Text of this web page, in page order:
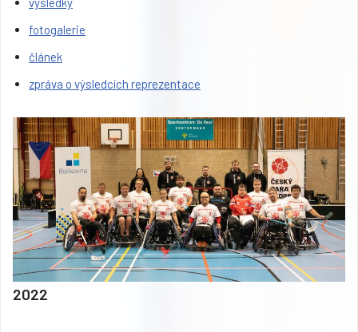
fotogalerie
článek
zpráva o výsledcích reprezentace
2022